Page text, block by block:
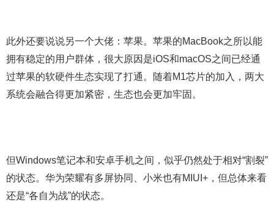
此外还要说说另一个大佬：苹果。苹果的MacBook之所以能
拥有稳定的用户群体，很大原因是iOS和macOS之间已经通
过苹果的软硬件生态实现了打通。随着M1芯片的加入，两大
系统会融合得更加紧密，生态也会更加牢固。
但Windows笔记本和安卓手机之间，似乎仍然处于相对“割裂”
的状态。华为荣耀有多屏协同、小米也有MIUI+，但总体来看
还是“各自为战”的状态。